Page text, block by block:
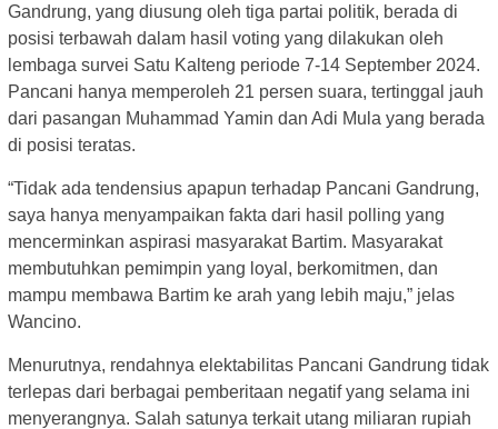
Gandrung, yang diusung oleh tiga partai politik, berada di
posisi terbawah dalam hasil voting yang dilakukan oleh
lembaga survei Satu Kalteng periode 7-14 September 2024.
Pancani hanya memperoleh 21 persen suara, tertinggal jauh
dari pasangan Muhammad Yamin dan Adi Mula yang berada
di posisi teratas.
“Tidak ada tendensius apapun terhadap Pancani Gandrung,
saya hanya menyampaikan fakta dari hasil polling yang
mencerminkan aspirasi masyarakat Bartim. Masyarakat
membutuhkan pemimpin yang loyal, berkomitmen, dan
mampu membawa Bartim ke arah yang lebih maju,” jelas
Wancino.
Menurutnya, rendahnya elektabilitas Pancani Gandrung tidak
terlepas dari berbagai pemberitaan negatif yang selama ini
menyerangnya. Salah satunya terkait utang miliaran rupiah